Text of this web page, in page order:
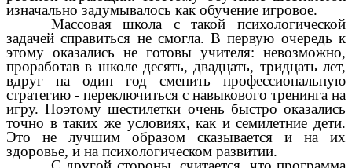
изначально задумывалось как обучение игровое.
Массовая школа с такой психологической
задачей справиться не смогла. В первую очередь к
этому оказались не готовы учителя: невозможно,
проработав в школе десять, двадцать, тридцать лет,
вдруг на один год сменить профессиональную
стратегию - переключиться с навыкового тренинга на
игру. Поэтому шестилетки очень быстро оказались
точно в таких же условиях, как и семилетние дети.
Это не лучшим образом сказывается и на их
здоровье, и на психологическом развитии.